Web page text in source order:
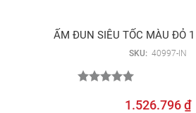
ẤM ĐUN SIÊU TỐC MÀU ĐỎ
SKU: 40997-IN
1.526.796 ₫